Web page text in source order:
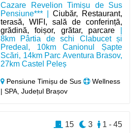
Cazare Revelion Timișu de Sus
Pensiune*** |Ciubăr, Restaurant,
terasă, WIFI, sală de conferință,
grădină, foișor, grătar, parcare|
8km Pârtia de schi Clabucet și
Predeal, 10km Canionul Șapte
Scări, 14km Parc Aventura Brasov,
27km Castel Peleș
Pensiune Timișu de Sus
Wellness
| SPA, Județul Brașov
1 - 45
3
15